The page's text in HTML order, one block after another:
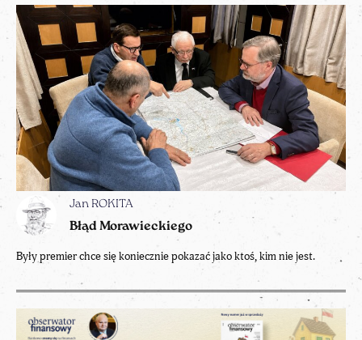
Jan ROKITA
Błąd Morawieckiego
Były premier chce się koniecznie pokazać jako ktoś, kim nie jest.